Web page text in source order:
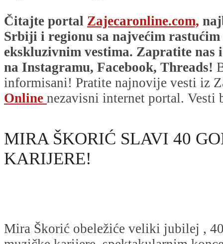
Čitajte portal Zajecaronline.com,
Srbiji i regionu sa najvećim
ekskluzivnim vestima. Zapratite nas i
na Instagramu, Facebook, Threads!
informisani! Pratite najnovije vesti iz
Online nezavisni internet portal. Vesti
MIRA ŠKORIĆ SLAVI 40
KARIJERE!
Mira Škorić obeležiće veliki jubilej ,